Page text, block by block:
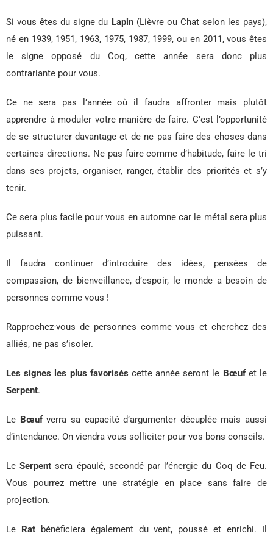
Si vous êtes du signe du Lapin(Lièvre ou Chat selon les pays),
né en 1939, 1951, 1963, 1975, 1987, 1999, ou en 2011, vous êtes
le signe opposé du Coq, cette année sera donc plus
contrariante pour vous.
Ce ne sera pas l’année où il faudra affronter mais plutôt
apprendre à moduler votre manière de faire. C’est l’opportunité
de se structurer davantage et de ne pas faire des choses dans
certaines directions. Ne pas faire comme d’habitude, faire le tri
dans ses projets, organiser, ranger, établir des priorités et s’y
tenir.
Ce sera plus facile pour vous en automne car le métal sera plus
puissant.
Il faudra continuer d’introduire des idées, pensées de
compassion, de bienveillance, d’espoir, le monde a besoin de
personnes comme vous !
Rapprochez-vous de personnes comme vous et cherchez des
alliés, ne pas s’isoler.
Les signes les plus favorisés cette année seront le Bœufet le
Serpent.
Le Bœufverra sa capacité d’argumenter décuplée mais aussi
d’intendance. On viendra vous solliciter pour vos bons conseils.
LeSerpent sera épaulé, secondé par l’énergie du Coq de Feu.
Vous pourrez mettre une stratégie en place sans faire de
projection.
Le Ratbénéficiera également du vent, poussé et enrichi. Il